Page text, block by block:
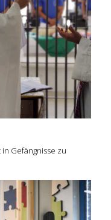
Gefängnisse zu